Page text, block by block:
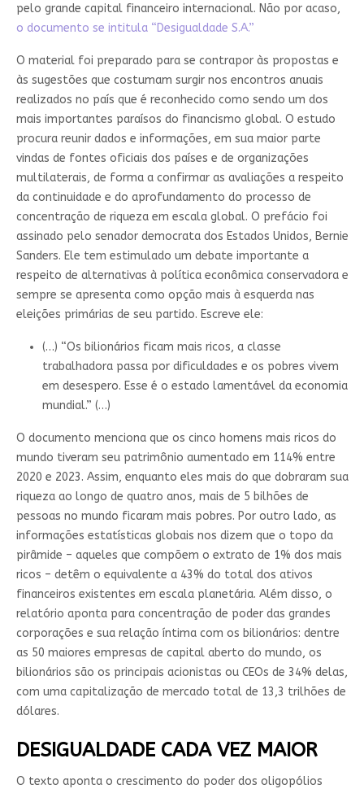
pelo grande capital financeiro internacional. Não por acaso,
o documento se intitula “Desigualdade S.A.”
O material foi preparado para se contrapor às propostas e
às sugestões que costumam surgir nos encontros anuais
realizados no país que é reconhecido como sendo um dos
mais importantes paraísos do financismo global. O estudo
procura reunir dados e informações, em sua maior parte
vindas de fontes oficiais dos países e de organizações
multilaterais, de forma a confirmar as avaliações a respeito
da continuidade e do aprofundamento do processo de
concentração de riqueza em escala global. O prefácio foi
assinado pelo senador democrata dos Estados Unidos, Bernie
Sanders. Ele tem estimulado um debate importante a
respeito de alternativas à política econômica conservadora e
sempre se apresenta como opção mais à esquerda nas
eleições primárias de seu partido. Escreve ele:
(…) “Os bilionários ficam mais ricos, a classe
trabalhadora passa por dificuldades e os pobres vivem
em desespero. Esse é o estado lamentável da economia
mundial.” (…)
O documento menciona que os cinco homens mais ricos do
mundo tiveram seu patrimônio aumentado em 114% entre
2020 e 2023. Assim, enquanto eles mais do que dobraram sua
riqueza ao longo de quatro anos, mais de 5 bilhões de
pessoas no mundo ficaram mais pobres. Por outro lado, as
informações estatísticas globais nos dizem que o topo da
pirâmide – aqueles que compõem o extrato de 1% dos mais
ricos – detêm o equivalente a 43% do total dos ativos
financeiros existentes em escala planetária. Além disso, o
relatório aponta para concentração de poder das grandes
corporações e sua relação íntima com os bilionários: dentre
as 50 maiores empresas de capital aberto do mundo, os
bilionários são os principais acionistas ou CEOs de 34% delas,
com uma capitalização de mercado total de 13,3 trilhões de
dólares.
DESIGUALDADE CADA VEZ MAIOR
O texto aponta o crescimento do poder dos oligopólios